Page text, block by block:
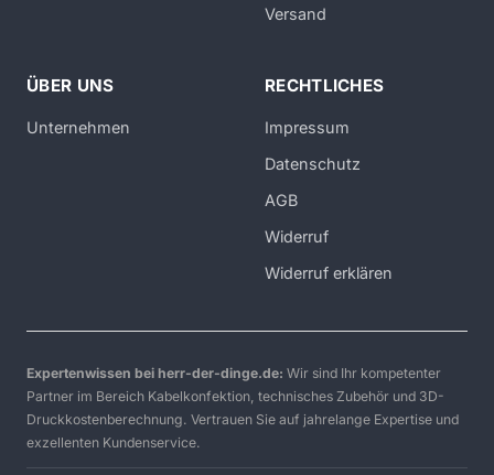
Versand
ÜBER UNS
Unternehmen
RECHTLICHES
Impressum
Datenschutz
AGB
Widerruf
Widerruf erklären
Expertenwissen bei herr-der-dinge.de: Wir sind Ihr kompetenter
Partner im Bereich Kabelkonfektion, technisches Zubehör und 3D-
Druckkostenberechnung. Vertrauen Sie auf jahrelange Expertise und
exzellenten Kundenservice.